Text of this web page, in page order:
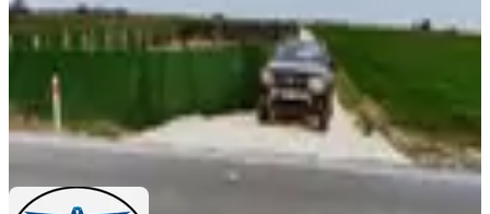
325.000 ₺
Turhan Emlak Otomotivİlhan Turhan